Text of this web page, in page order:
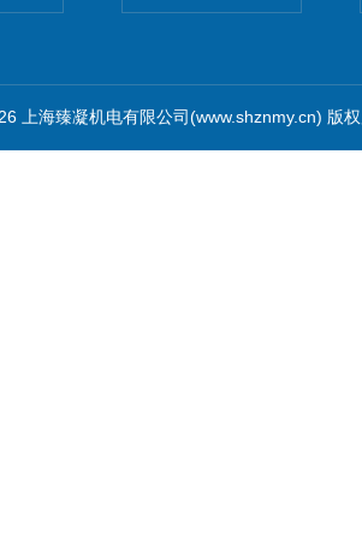
上海臻凝机电有限公司(www.shznmy.cn) 版